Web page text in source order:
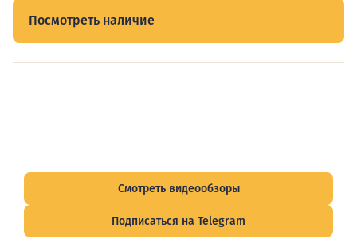
Посмотреть наличие
Смотреть видеообзоры
Подписаться на Telegram